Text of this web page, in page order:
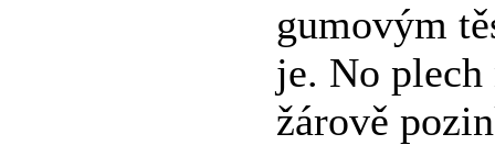
gumovým
je. No plech
žárově